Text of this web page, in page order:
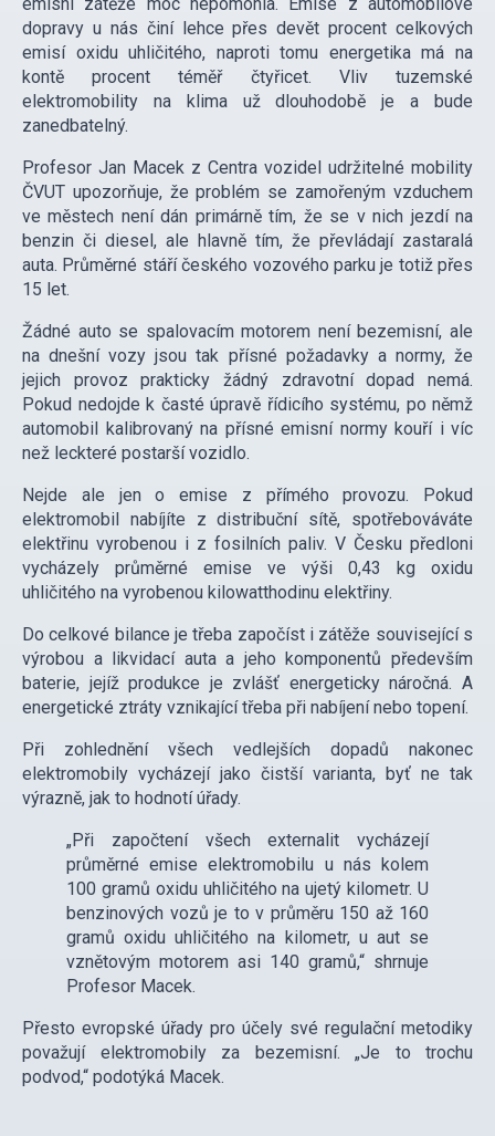
emisní zátěže moc nepomohla. Emise z automobilové
dopravy u nás činí lehce přes devět procent celkových
emisí oxidu uhličitého, naproti tomu energetika má na
kontě procent téměř čtyřicet. Vliv tuzemské
elektromobility na klima už dlouhodobě je a bude
zanedbatelný.
Profesor Jan Macek z Centra vozidel udržitelné mobility
ČVUT upozorňuje, že problém se zamořeným vzduchem
ve městech není dán primárně tím, že se v nich jezdí na
benzin či diesel, ale hlavně tím, že převládají zastaralá
auta. Průměrné stáří českého vozového parku je totiž přes
15 let.
Žádné auto se spalovacím motorem není bezemisní, ale
na dnešní vozy jsou tak přísné požadavky a normy, že
jejich provoz prakticky žádný zdravotní dopad nemá.
Pokud nedojde k časté úpravě řídicího systému, po němž
automobil kalibrovaný na přísné emisní normy kouří i víc
než leckteré postarší vozidlo.
Nejde ale jen o emise z přímého provozu. Pokud
elektromobil nabíjíte z distribuční sítě, spotřebováváte
elektřinu vyrobenou i z fosilních paliv. V Česku předloni
vycházely průměrné emise ve výši 0,43 kg oxidu
uhličitého na vyrobenou kilowatthodinu elektřiny.
Do celkové bilance je třeba započíst i zátěže související s
výrobou a likvidací auta a jeho komponentů především
baterie, jejíž produkce je zvlášť energeticky náročná. A
energetické ztráty vznikající třeba při nabíjení nebo topení.
Při zohlednění všech vedlejších dopadů nakonec
elektromobily vycházejí jako čistší varianta, byť ne tak
výrazně, jak to hodnotí úřady.
„Při započtení všech externalit vycházejí
průměrné emise elektromobilu u nás kolem
100 gramů oxidu uhličitého na ujetý kilometr. U
benzinových vozů je to v průměru 150 až 160
gramů oxidu uhličitého na kilometr, u aut se
vznětovým motorem asi 140 gramů,“ shrnuje
Profesor Macek.
Přesto evropské úřady pro účely své regulační metodiky
považují elektromobily za bezemisní. „Je to trochu
podvod,“ podotýká Macek.